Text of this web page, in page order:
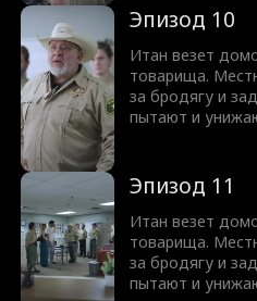
предела. И тут
подчиненный
ФБР!
— герой
Эпизод 10
Итан везет
товарища.
за бродягу и
пытают и
предела. И тут
подчиненный
ФБР!
— герой
Эпизод 11
Итан везет
товарища.
за бродягу и
пытают и